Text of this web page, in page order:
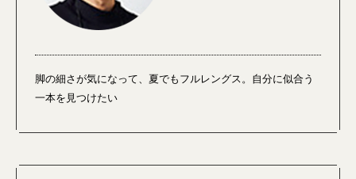
脚の細さが気になって、夏でもフルレングス。自分に似合う
一本を見つけたい